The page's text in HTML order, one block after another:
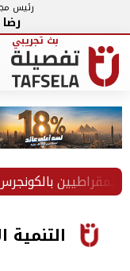
رئيس
بالكونجرس
التنمية